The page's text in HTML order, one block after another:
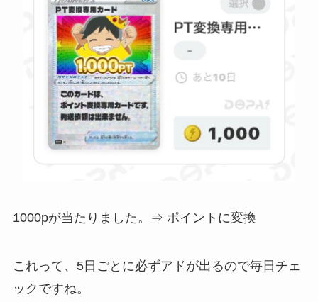
1000pが当たりました。⇒ ポイントに変換
これって、5日ごとに必ずアドが出るので毎日チェ
ックですね。